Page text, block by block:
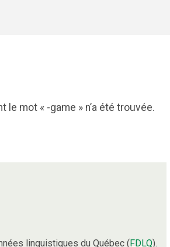
mot « -game » n’a été trouvée.
linguistiques du Québec (FDLQ).